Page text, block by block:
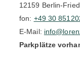
12159 Berlin-
fon: +49 30
E-Mail:
Parkplätze